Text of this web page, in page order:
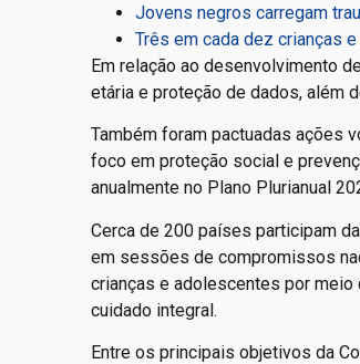
Jovens negros carregam
Três em cada dez crianças
Em relação ao desenvolvimento
etária e proteção de dados, além
Também foram pactuadas ações
foco em proteção social e
anualmente no Plano Plurianual
Cerca de 200 países participam
em sessões de compromissos
crianças e adolescentes por
cuidado integral.
Entre os principais objetivos da